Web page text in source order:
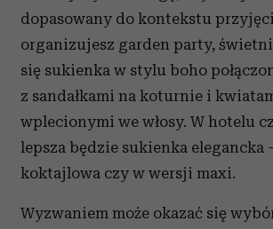
dopasowany do kontekstu
organizujesz garden party,
się sukienka w stylu boho
z sandałkami na koturnie i
wplecionymi we włosy. W hotelu
lepsza będzie sukienka elegancka
koktajlowa czy w wersji maxi.
Wyzwaniem może okazać się